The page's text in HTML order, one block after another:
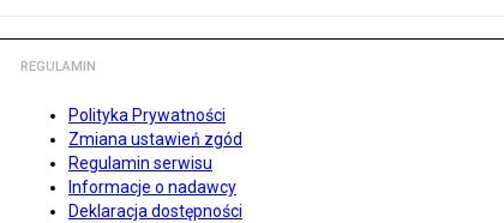
REGULAMIN
Polityka Prywatności
Zmiana ustawień zgód
Regulamin serwisu
Informacje o nadawcy
Deklaracja dostępności